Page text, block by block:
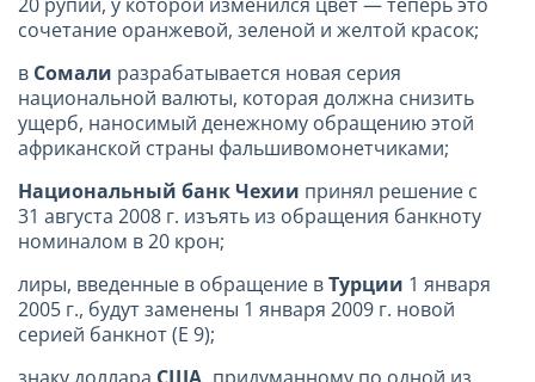
сочетание оранжевой, зеленой и желтой красок;
в Сомали разрабатывается новая серия
национальной валюты, которая должна снизить
ущерб, наносимый денежному обращению этой
африканской страны фальшивомонетчиками;
Национальный банк Чехии принял решение с
31 августа 2008 г. изъять из обращения банкноту
номиналом в 20 крон;
лиры, введенные в обращение вТурции 1 января
2005 г., будут заменены 1 января 2009 г. новой
серией банкнот (Е 9);